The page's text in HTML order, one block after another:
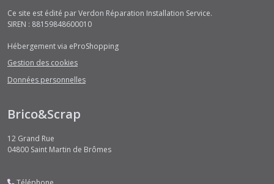
Ce site est édité par Verdon Réparation Installation Service.
SIREN : 88159848600010
Hébergement via eProShopping
Gestion des cookies
Données personnelles
Brico&Scrap
12 Grand Rue
04800 Saint Martin de Brômes